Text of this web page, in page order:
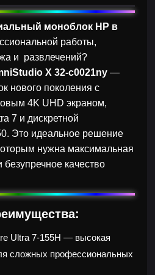
моноблок HP в
работы,
и развлечений?
X 32-c0021ny —
нового поколения с
4K UHD экраном,
7 и дискретной
Это идеальное решение
нужна максимальная
безупречное качество
Ultra 7-155H — высокая
сложных профессиональных